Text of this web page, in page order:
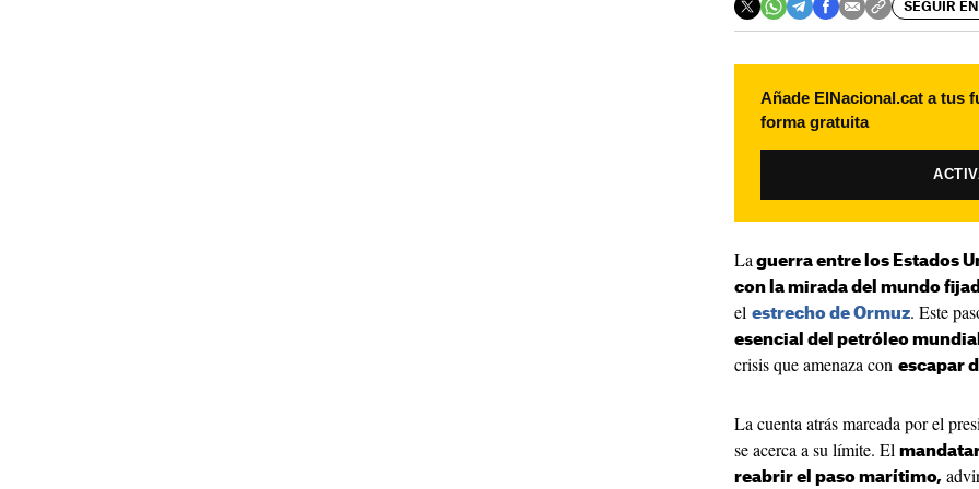
SEGUIR EN
Añade ElNacional.cat a tus
forma gratuita
La guerra entre los Estados
con la mirada del mundo
el estrecho de Ormuz. Este
esencial del petróleo
crisis que amenaza con escapar
La cuenta atrás marcada por el
se acerca a su límite. El
reabrir el paso marítimo,